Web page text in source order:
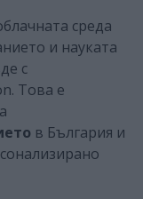
среда
и науката
с
Това е
в България и